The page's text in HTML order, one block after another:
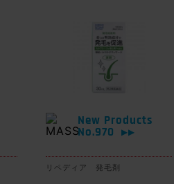
New Products
No.970
▶▶
リペディア 発毛剤